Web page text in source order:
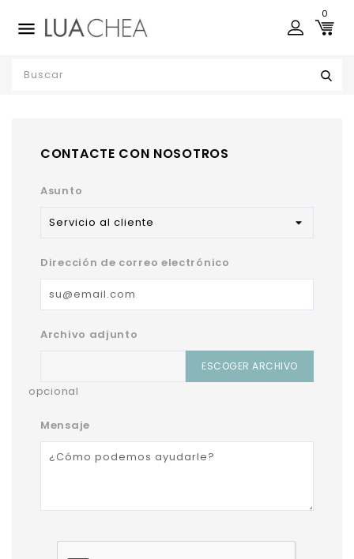

0
CONTACTE CON NOSOTROS
Asunto
Dirección de correo electrónico
Archivo adjunto
ESCOGER ARCHIVO
opcional
Mensaje